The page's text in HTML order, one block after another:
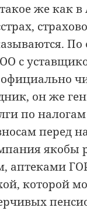
же как в
По
с
он же
по
перед
якобы
аптеками
которой